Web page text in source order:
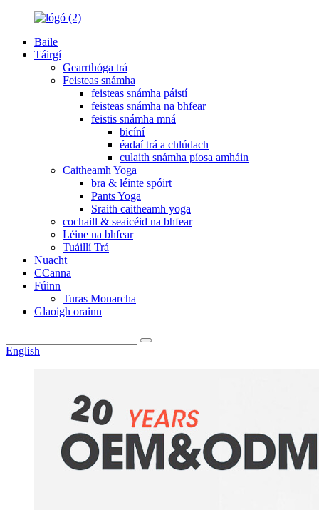
Baile
Táirgí
Gearrthóga trá
Feisteas snámha
feisteas snámha páistí
feisteas snámha na bhfear
feistis snámha mná
bicíní
éadaí trá a chlúdach
culaith snámha píosa amháin
Caitheamh Yoga
bra & léinte spóirt
Pants Yoga
Sraith caitheamh yoga
cochaill & seaicéid na bhfear
Léine na bhfear
Tuáillí Trá
Nuacht
CCanna
Fúinn
Turas Monarcha
Glaoigh orainn
English